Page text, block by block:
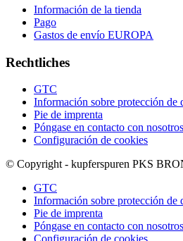
Información de la tienda
Pago
Gastos de envío EUROPA
Rechtliches
GTC
Información sobre protección de
Pie de imprenta
Póngase en contacto con nosotros
Configuración de cookies
© Copyright - kupferspuren PKS
GTC
Información sobre protección de
Pie de imprenta
Póngase en contacto con nosotros